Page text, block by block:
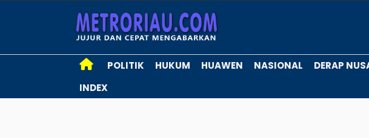
POLITIK HUKUM HUAWEN NASIONAL DERAP
INDEX